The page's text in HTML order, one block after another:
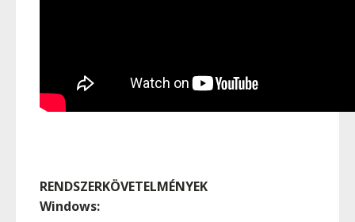
RENDSZERKÖVETELMÉNYEK
Windows: